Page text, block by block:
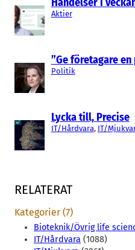
Aktier
”Ge företagare
Politik
Lycka till, Precise
IT/Hårdvara, IT/
RELATERAT
Kategorier (7)
Bioteknik/Övrig life
IT/Hårdvara (1088)